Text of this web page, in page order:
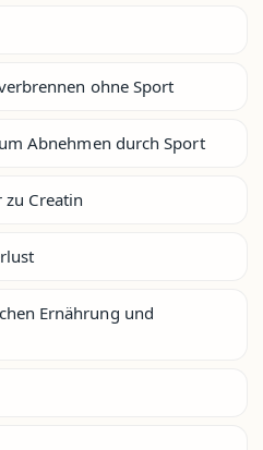
ohne Sport
Abnehmen durch Sport
zu Creatin
Ernährung und